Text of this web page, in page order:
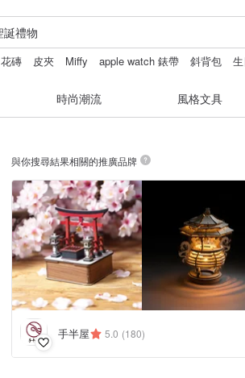
花磚 皮夾 Miffy apple watch 錶帶 斜背包
時尚潮流 風格文具
與你搜尋結果相關的推廣品牌
手半屋 5.0 (180)